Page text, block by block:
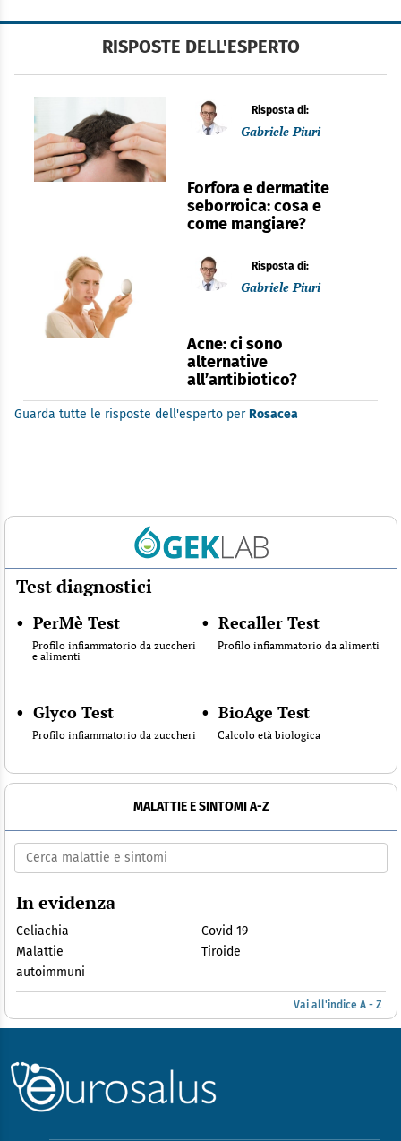
RISPOSTE DELL'ESPERTO
Risposta di:
Gabriele Piuri
Forfora e dermatite
seborroica: cosa e
come mangiare?
Risposta di:
Gabriele Piuri
Acne: ci sono
alternative
all’antibiotico?
Guarda tutte le risposte dell'esperto perRosacea
Test diagnostici
• PerMè Test
Profilo infiammatorio da zuccheri
e alimenti
• Recaller Test
Profilo infiammatorio da alimenti
• Glyco Test
Profilo infiammatorio da zuccheri
• BioAge Test
Calcolo età biologica
MALATTIE E SINTOMI A-Z
In evidenza
Celiachia
Covid 19
Malattie
autoimmuni
Tiroide
Vai all'indice A - Z